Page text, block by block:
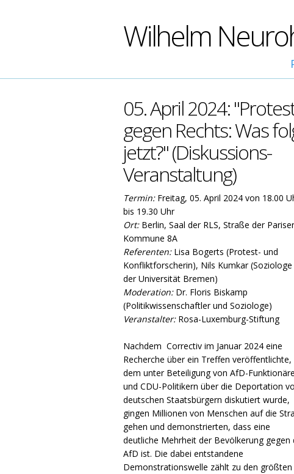
Wilhelm
05. April 2024:
gegen Rechts: Was
jetzt?" (Diskussions-
Veranstaltung)
Termin: Freitag, 05. April 2024 von 18.00
bis 19.30 Uhr
Ort:Berlin, Saal der RLS, Straße der Pariser
Kommune 8A
Referenten:Lisa Bogerts (Protest- und
Konfliktforscherin), Nils Kumkar (Soziologe
der Universität Bremen)
Moderation: Dr. Floris Biskamp
(Politikwissenschaftler und Soziologe)
Veranstalter: Rosa-Luxemburg-Stiftung
Nachdem Correctiv im Januar 2024 eine
Recherche über ein Treffen veröffentlichte,
dem unter Beteiligung von AfD-
und CDU-Politikern über die Deportation
deutschen Staatsbürgern diskutiert wurde,
gingen Millionen von Menschen auf die
gehen und demonstrierten, dass eine
deutliche Mehrheit der Bevölkerung gegen
AfD ist. Die dabei entstandene
Demonstrationswelle zählt zu den größten